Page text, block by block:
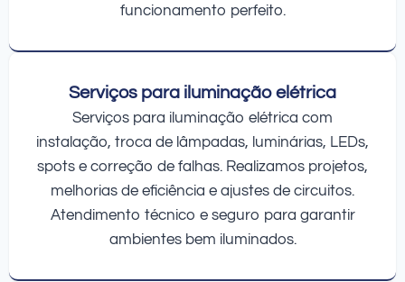
funcionamento perfeito.
Serviços para iluminação elétrica
Serviços para iluminação elétrica com
instalação, troca de lâmpadas, luminárias, LEDs,
spots e correção de falhas. Realizamos projetos,
melhorias de eficiência e ajustes de circuitos.
Atendimento técnico e seguro para garantir
ambientes bem iluminados.